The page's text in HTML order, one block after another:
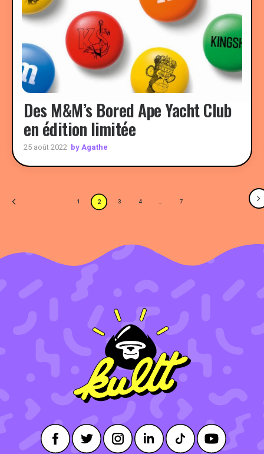
Des M&M’s Bored Ape Yacht Club
en édition limitée
25 août 2022 by Agathe
1 2 3 4 7